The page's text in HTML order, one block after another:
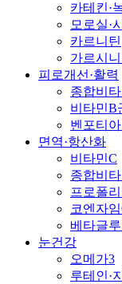
카테킨·
모로실·
카르니틴
가르시
피로개선·활력
종합비
비타민B
벤포티
면역·항산화
비타민C
종합비
프로폴
코엔자
베타글
눈건강
오메가3
루테인·